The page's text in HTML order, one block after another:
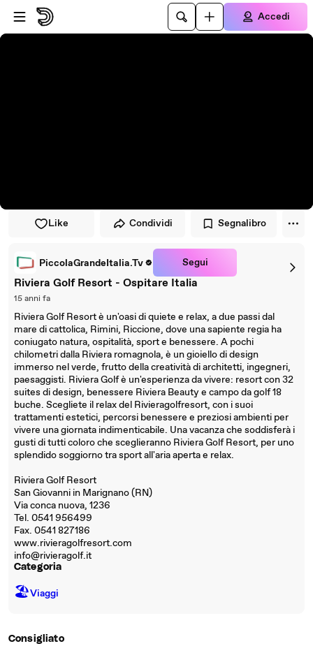
Vai al lettore
Passa al contenuto principale
Accedi
Like Condividi Segnalibro
PiccolaGrandeItalia.Tv Segui
Riviera Golf Resort - Ospitare Italia
15 anni fa
Riviera Golf Resort è un'oasi di quiete e relax, a due passi dal
mare di cattolica, Rimini, Riccione, dove una sapiente regia ha
coniugato natura, ospitalità, sport e benessere. A pochi
chilometri dalla Riviera romagnola, è un gioiello di design
immerso nel verde, frutto della creatività di architetti, ingegneri,
paesaggisti. Riviera Golf è un'esperienza da vivere: resort con 32
suites di design, benessere Riviera Beauty e campo da golf 18
buche. Scegliete il relax del Rivieragolfresort, con i suoi
trattamenti estetici, percorsi benessere e preziosi ambienti per
vivere una giornata indimenticabile. Una vacanza che soddisferà i
gusti di tutti coloro che sceglieranno Riviera Golf Resort, per uno
splendido soggiorno tra sport all'aria aperta e relax.
Riviera Golf Resort
San Giovanni in Marignano (RN)
Via conca nuova, 1236
Tel. 0541 956499
Fax. 0541 827186
www.rivieragolfresort.com
info@rivieragolf.it
Categoria
🏖Viaggi
Consigliato